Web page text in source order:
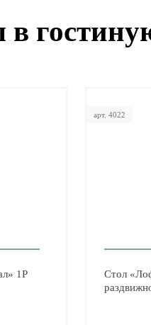
в
1Р
арт. 4022
Стол